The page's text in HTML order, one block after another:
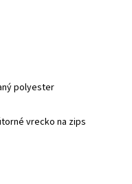
polyester
vrecko na zips